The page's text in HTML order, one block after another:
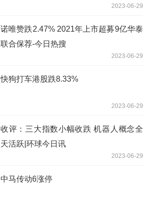
2023-06-29
诺唯赞跌2.47% 2021年上市超募9亿华泰
联合保荐-今日热搜
2023-06-29
快狗打车港股跌8.33%
2023-06-29
收评：三大指数小幅收跌 机器人概念全
天活跃|环球今日讯
2023-06-29
中马传动6涨停